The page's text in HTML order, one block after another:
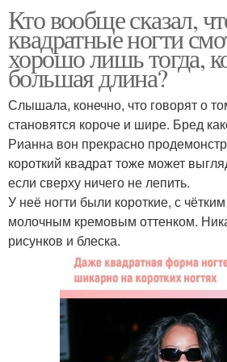
Кто вообще сказал,
квадратные ногти
хорошо лишь тогда,
большая длина?
Слышала, конечно, что говорят о
становятся короче и шире. Бред
Рианна вон прекрасно
короткий квадрат тоже может
если сверху ничего не лепить.
У неё ногти были короткие, с
молочным кремовым оттенком.
рисунков и блеска.